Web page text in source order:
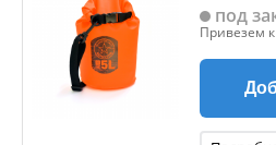
под
Привезем к